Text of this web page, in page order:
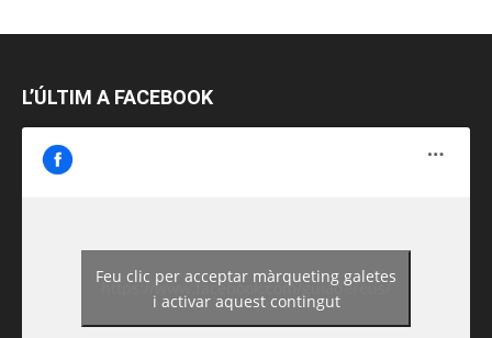
L’ÚLTIM A FACEBOOK
https://www.facebook.com/guiadereus/
Feu clic per acceptar màrqueting galetes
i activar aquest contingut